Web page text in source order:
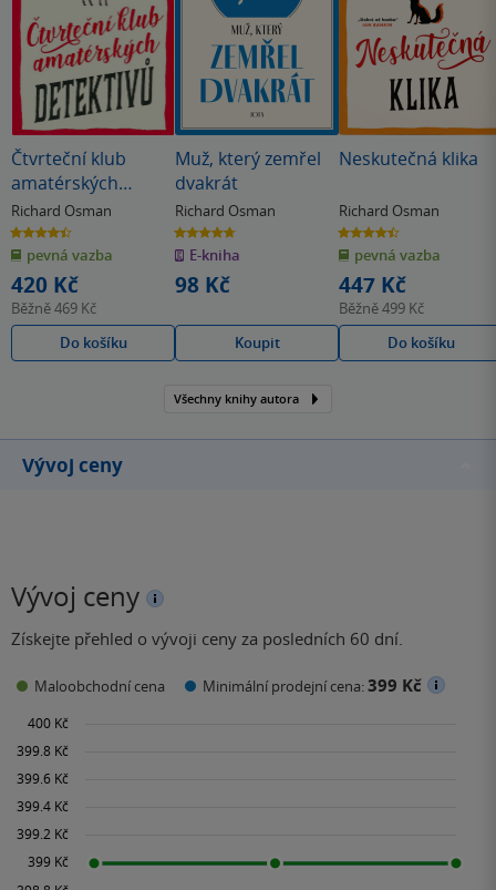
Čtvrteční klub
amatérských
detektivů
Richard Osman
4.4
z
5
hvězdiček
pevná vazba
420 Kč
Běžně469 Kč
Do košíku
Muž, který zemřel
dvakrát
Richard Osman
4.7
z
5
hvězdiček
E-kniha
98 Kč
Koupit
Neskutečná klika
Richard Osman
4.5
z
5
hvězdiček
pevná vazba
447 Kč
Běžně499 Kč
Do košíku
Všechny knihy autora
Vývoj ceny
Vývoj ceny
Získejte přehled o vývoji ceny za posledních 60 dní.
Maloobchodní cena Minimální prodejní cena:399 Kč